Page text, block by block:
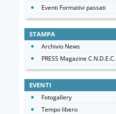
Eventi Formativi passati
STAMPA
Archivio News
PRESS Magazine C.N.D.E.C.
EVENTI
Fotogallery
Tempo libero